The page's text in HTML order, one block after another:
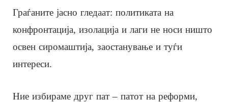
Граѓаните јасно гледаат: политиката на
конфронтација, изолација и лаги не носи ништо
освен сиромаштија, заостанување и туѓи
интереси.
Ние избираме друг пат – патот на реформи,